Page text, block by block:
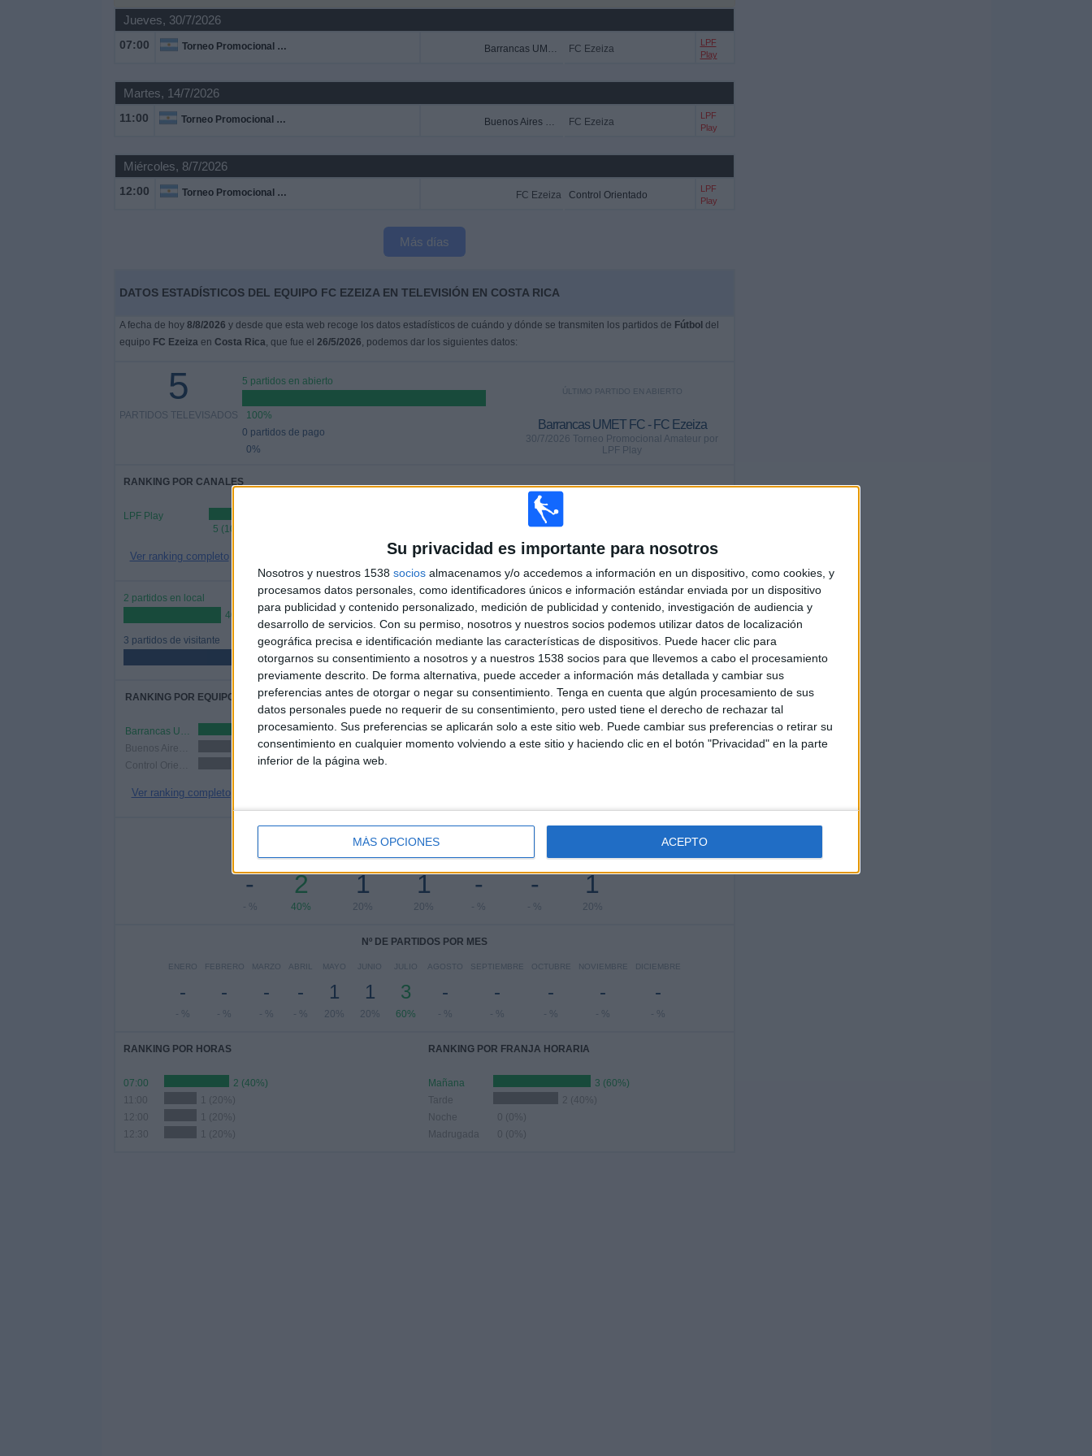
Su privacidad es importante para nosotros
Nosotros y nuestros 1538 socios almacenamos y/o accedemos a información en un dispositivo, como cookies, y
procesamos datos personales, como identificadores únicos e información estándar enviada por un dispositivo
para publicidad y contenido personalizado, medición de publicidad y contenido, investigación de audiencia y
desarrollo de servicios. Con su permiso, nosotros y nuestros socios podemos utilizar datos de localización
geográfica precisa e identificación mediante las características de dispositivos. Puede hacer clic para
otorgarnos su consentimiento a nosotros y a nuestros 1538 socios para que llevemos a cabo el procesamiento
previamente descrito. De forma alternativa, puede acceder a información más detallada y cambiar sus
preferencias antes de otorgar o negar su consentimiento. Tenga en cuenta que algún procesamiento de sus
datos personales puede no requerir de su consentimiento, pero usted tiene el derecho de rechazar tal
procesamiento. Sus preferencias se aplicarán solo a este sitio web. Puede cambiar sus preferencias o retirar su
consentimiento en cualquier momento volviendo a este sitio y haciendo clic en el botón "Privacidad" en la parte
inferior de la página web.
MÁS OPCIONES ACEPTO
Jueves, 30/7/2026
07:00 Torneo Promocional Amateur Barrancas UMET FC FC Ezeiza
LPF
Play
Martes, 14/7/2026
11:00 Torneo Promocional Amateur Buenos Aires City FC FC Ezeiza
LPF
Play
Miércoles, 8/7/2026
12:00 Torneo Promocional Amateur FC Ezeiza Control Orientado
LPF
Play
Más días
DATOS ESTADÍSTICOS DEL EQUIPO FC EZEIZA EN TELEVISIÓN EN COSTA RICA
A fecha de hoy 8/8/2026 y desde que esta web recoge los datos estadísticos de cuándo y dónde se transmiten los partidos de Fútbol del
equipo FC Ezeizaen Costa Rica, que fue el 26/5/2026, podemos dar los siguientes datos:
5
PARTIDOS TELEVISADOS
5 partidos en abierto
100%
0 partidos de pago
0%
ÚLTIMO PARTIDO EN ABIERTO
Barrancas UMET FC - FC Ezeiza
30/7/2026 Torneo Promocional Amateur por
LPF Play
RANKING POR CANALES
LPF Play
5 (100%)
Ver ranking completo CANALES TV
SIN PARTIDO
CONSECUTIVOS
2 partidos en local
40%
3 partidos de visitante
60%
TOTAL
3
MÁXIMO
3
VS Barrancas
UMET FC
TOTAL
1
COMPETICIONES
RANKING POR EQUIPOS
Barrancas UMET FC
3 (60%)
1 (20%)
1 (20%)
Ver ranking completo
RANKING POR COMPETICIONES
Torneo Promocional Amateur 5 (100%)
Nº DE PARTIDOS POR DÍA DE LA SEMANA
LUNES
-
- %
MARTES
2
40%
MIÉRCOLES
1
20%
JUEVES
1
20%
VIERNES
-
- %
SÁBADO
-
- %
DOMINGO
1
20%
Nº DE PARTIDOS POR MES
ENERO
-
- %
FEBRERO
-
- %
MARZO
-
- %
ABRIL
-
- %
MAYO
1
20%
JUNIO
1
20%
JULIO
3
60%
AGOSTO
-
- %
SEPTIEMBRE
-
- %
OCTUBRE
-
- %
NOVIEMBRE
-
- %
DICIEMBRE
-
- %
RANKING POR HORAS
07:00
2 (40%)
1 (20%)
12:00
1 (20%)
12:30
1 (20%)
RANKING POR FRANJA HORARIA
Mañana
3 (60%)
Tarde
2 (40%)
Noche
0 (0%)
Madrugada
0 (0%)